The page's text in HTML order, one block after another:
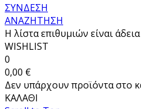
ΣΥΝΔΕΣΗ
ΑΝΑΖΗΤΗΣΗ
Η λίστα επιθυμιών είναι άδεια
WISHLIST
0
0,00 €
Δεν υπάρχουν προϊόντα στο
ΚΑΛΑΘΙ